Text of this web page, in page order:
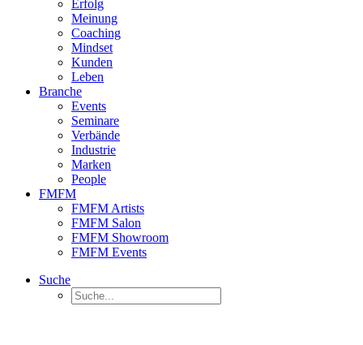
Erfolg
Meinung
Coaching
Mindset
Kunden
Leben
Branche
Events
Seminare
Verbände
Industrie
Marken
People
FMFM
FMFM Artists
FMFM Salon
FMFM Showroom
FMFM Events
Suche